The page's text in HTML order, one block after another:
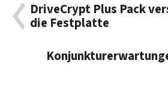
DriveCrypt Plus Pack
die Festplatte